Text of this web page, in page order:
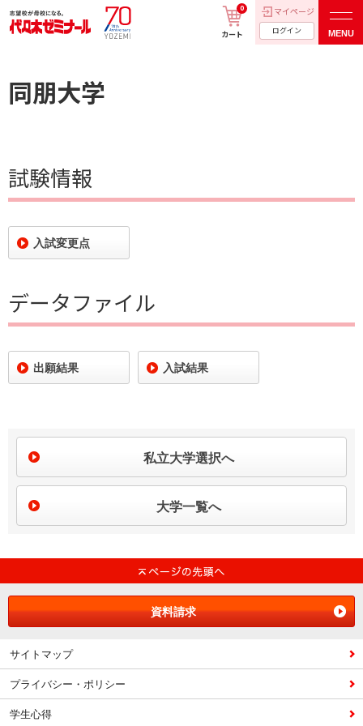
カート
0 マイページ
ログイン MENU
同朋大学
試験情報
入試変更点
データファイル
出願結果 入試結果
私立大学選択へ
大学一覧へ
資料請求
サイトマップ
プライバシー・ポリシー
学生心得